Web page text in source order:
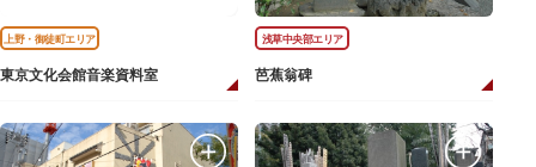
上野・御徒町エリア
東京文化会館音楽資料室
浅草中央部エリア
芭蕉翁碑